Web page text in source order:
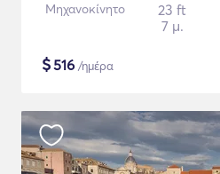
Μηχανοκίνητο
23 ft
7 μ.
$516 /ημέρα